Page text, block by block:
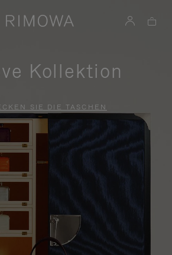
Kollektion
SIE DIE TASCHEN